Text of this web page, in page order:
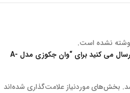
نشده است.
اولین نفری باشید که دیدگاهی را ارسال می کنید برای “وان جکوزی مدل A-
بخش‌های موردنیاز علامت‌گذاری شده‌اند